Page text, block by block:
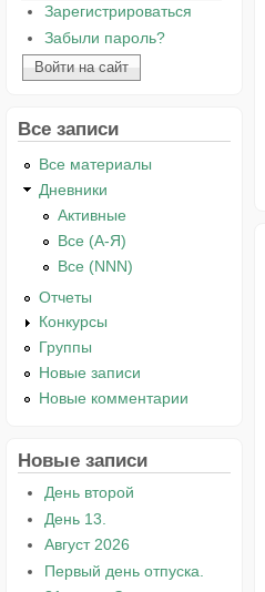
Зарегистрироваться
Забыли пароль?
Все записи
Все материалы
Дневники
Активные
Все (А-Я)
Все (NNN)
Отчеты
Конкурсы
Группы
Новые записи
Новые комментарии
Новые записи
День второй
День 13.
Август 2026
Первый день отпуска.